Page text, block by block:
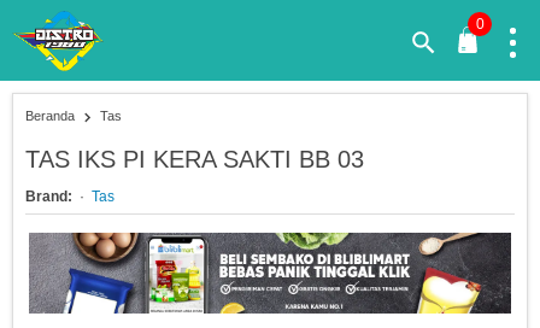
0
Beranda Tas
TAS IKS PI KERA SAKTI BB 03
Brand: Tas